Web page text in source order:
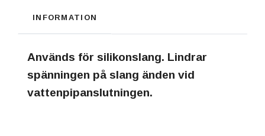
INFORMATION
Används för silikonslang. Lindrar
spänningen på slang änden vid
vattenpipanslutningen.